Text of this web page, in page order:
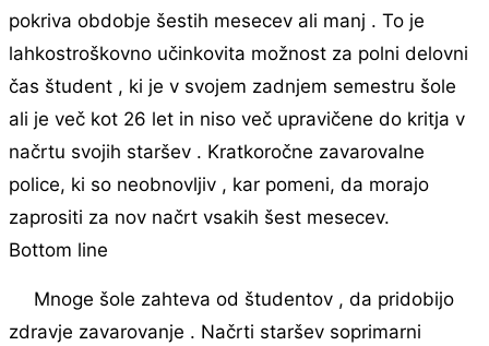
pokriva obdobje šestih mesecev ali manj . To je
lahkostroškovno učinkovita možnost za polni delovni
čas študent , ki je v svojem zadnjem semestru šole
ali je več kot 26 let in niso več upravičene do kritja v
načrtu svojih staršev . Kratkoročne zavarovalne
police, ki so neobnovljiv , kar pomeni, da morajo
zaprositi za nov načrt vsakih šest mesecev.
Bottom line
Mnoge šole zahteva od študentov , da pridobijo
zdravje zavarovanje . Načrti staršev soprimarni